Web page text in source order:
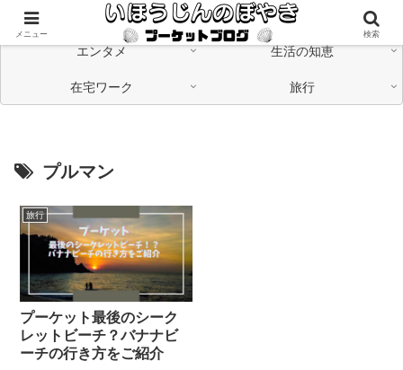
海外在住の日本人が「つながる」情報発信中
エンタメ
生活の知恵
在宅ワーク
旅行
プルマン
旅行
プーケット最後のシーク
レットビーチ？バナナビ
ーチの行き方をご紹介
メニュー 検索